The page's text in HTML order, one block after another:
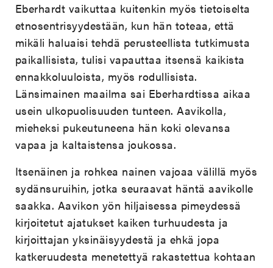
Eberhardt vaikuttaa kuitenkin myös tietoiselta
etnosentrisyydestään, kun hän toteaa, että
mikäli haluaisi tehdä perusteellista tutkimusta
paikallisista, tulisi vapauttaa itsensä kaikista
ennakkoluuloista, myös rodullisista.
Länsimainen maailma sai Eberhardtissa aikaa
usein ulkopuolisuuden tunteen. Aavikolla,
mieheksi pukeutuneena hän koki olevansa
vapaa ja kaltaistensa joukossa.
Itsenäinen ja rohkea nainen vajoaa välillä myös
sydänsuruihin, jotka seuraavat häntä aavikolle
saakka. Aavikon yön hiljaisessa pimeydessä
kirjoitetut ajatukset kaiken turhuudesta ja
kirjoittajan yksinäisyydestä ja ehkä jopa
katkeruudesta menetettyä rakastettua kohtaan